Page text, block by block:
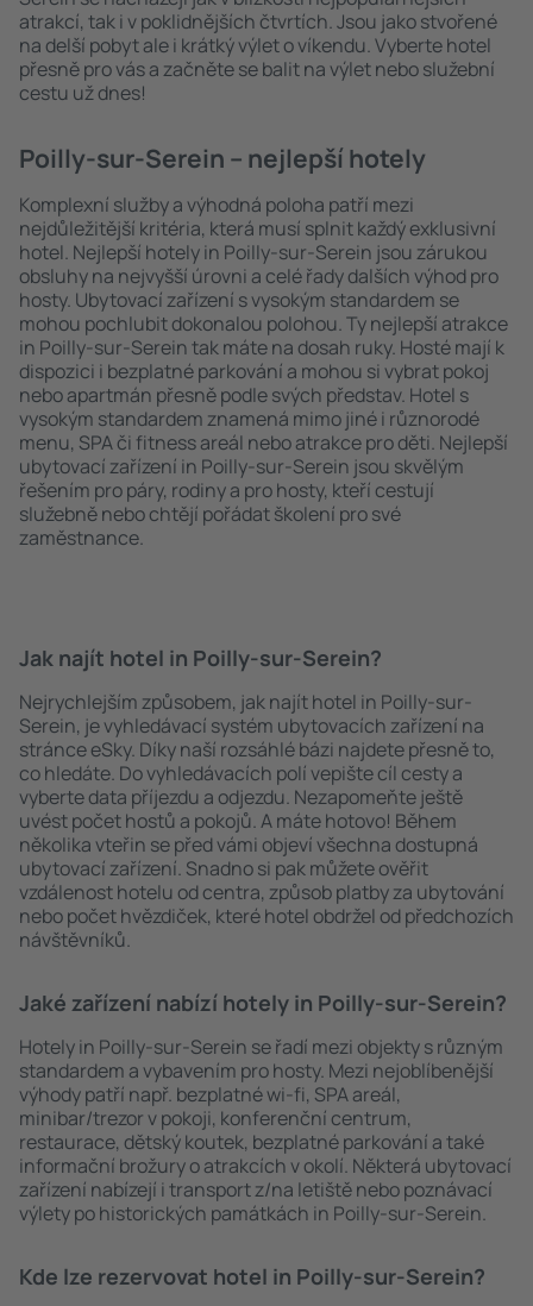
atrakcí, tak i v poklidnějších čtvrtích. Jsou jako stvořené
na delší pobyt ale i krátký výlet o víkendu. Vyberte hotel
přesně pro vás a začněte se balit na výlet nebo služební
cestu už dnes!
Poilly-sur-Serein – nejlepší hotely
Komplexní služby a výhodná poloha patří mezi
nejdůležitější kritéria, která musí splnit každý exklusivní
hotel. Nejlepší hotely in Poilly-sur-Serein jsou zárukou
obsluhy na nejvyšší úrovni a celé řady dalších výhod pro
hosty. Ubytovací zařízení s vysokým standardem se
mohou pochlubit dokonalou polohou. Ty nejlepší atrakce
in Poilly-sur-Serein tak máte na dosah ruky. Hosté mají k
dispozici i bezplatné parkování a mohou si vybrat pokoj
nebo apartmán přesně podle svých představ. Hotel s
vysokým standardem znamená mimo jiné i různorodé
menu, SPA či fitness areál nebo atrakce pro děti. Nejlepší
ubytovací zařízení in Poilly-sur-Serein jsou skvělým
řešením pro páry, rodiny a pro hosty, kteří cestují
služebně nebo chtějí pořádat školení pro své
zaměstnance.
Jak najít hotel in Poilly-sur-Serein?
Nejrychlejším způsobem, jak najít hotel in Poilly-sur-
Serein, je vyhledávací systém ubytovacích zařízení na
stránce eSky. Díky naší rozsáhlé bázi najdete přesně to,
co hledáte. Do vyhledávacích polí vepište cíl cesty a
vyberte data příjezdu a odjezdu. Nezapomeňte ještě
uvést počet hostů a pokojů. A máte hotovo! Během
několika vteřin se před vámi objeví všechna dostupná
ubytovací zařízení. Snadno si pak můžete ověřit
vzdálenost hotelu od centra, způsob platby za ubytování
nebo počet hvězdiček, které hotel obdržel od předchozích
návštěvníků.
Jaké zařízení nabízí hotely in Poilly-sur-Serein?
Hotely in Poilly-sur-Serein se řadí mezi objekty s různým
standardem a vybavením pro hosty. Mezi nejoblíbenější
výhody patří např. bezplatné wi-fi, SPA areál,
minibar/trezor v pokoji, konferenční centrum,
restaurace, dětský koutek, bezplatné parkování a také
informační brožury o atrakcích v okolí. Některá ubytovací
zařízení nabízejí i transport z/na letiště nebo poznávací
výlety po historických památkách in Poilly-sur-Serein.
Kde lze rezervovat hotel in Poilly-sur-Serein?